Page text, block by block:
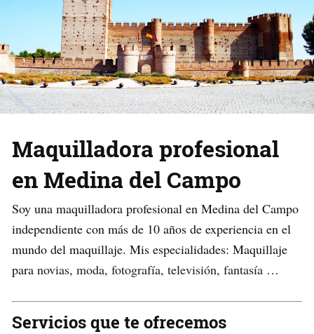
Maquilladora profesional
en Medina del Campo
Soy una maquilladora profesional en Medina del Campo
independiente con más de 10 años de experiencia en el
mundo del maquillaje. Mis especialidades: Maquillaje
para novias, moda, fotografía, televisión, fantasía …
Servicios que te ofrecemos